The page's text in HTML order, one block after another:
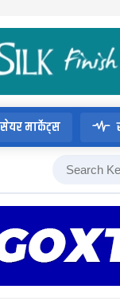
सेयर मार्केट्स